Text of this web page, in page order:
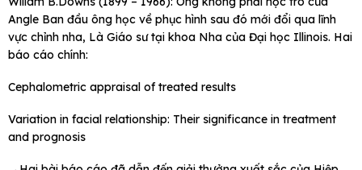
Angle Ban đầu ông học về phục hình sau đó mới đổi qua lĩnh
vực chỉnh nha, Là Giáo sư tại khoa Nha của Đại học Illinois. Hai
báo cáo chính:
Cephalometric appraisal of treated results
Variation in facial relationship: Their significance in treatment
and prognosis